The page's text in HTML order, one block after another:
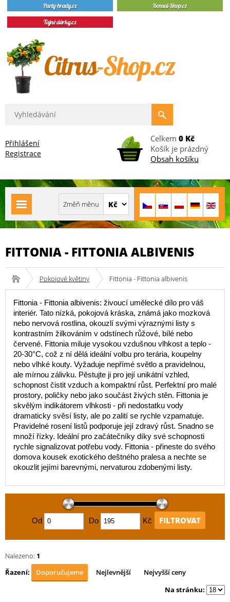
Přihlášení
Registrace
Celkem 0 Kč
Košík je prázdný
Obsah košíku
FITTONIA - FITTONIA ALBIVENIS
Pokojové květiny Fittonia - Fittonia albivenis
Fittonia - Fittonia albivenis: živoucí umělecké dílo pro váš
interiér. Tato nízká, pokojová kráska, známá jako mozková
nebo nervová rostlina, okouzlí svými výraznými listy s
kontrastním žilkováním v odstínech růžové, bílé nebo
červené. Fittonia miluje vysokou vzdušnou vlhkost a teplo -
20-30°C, což z ní dělá ideální volbu pro terária, koupelny
nebo vlhké kouty. Vyžaduje nepřímé světlo a pravidelnou,
ale mírnou zálivku. Pěstujte ji pro její unikátní vzhled,
schopnost čistit vzduch a kompaktní růst. Perfektní pro malé
prostory, poličky nebo jako součást živých stěn. Fittonia je
skvělým indikátorem vlhkosti - při nedostatku vody
dramaticky svěsí listy, ale po zalití se rychle vzpamatuje.
Pravidelné rosení listů podporuje její zdravý růst. Snadno se
množí řízky. Ideální pro začátečníky díky své schopnosti
rychle signalizovat potřebu vody. Fittonia - přineste do svého
domova kousek exotického deštného pralesa a nechte se
okouzlit jejími barevnými, nervaturou zdobenými listy.
Od Do Kč FILTROVAT
Nalezeno: 1
Řazení:
Doporučujeme Nejlevnější
Nejvyšší ceny
Na stránku: